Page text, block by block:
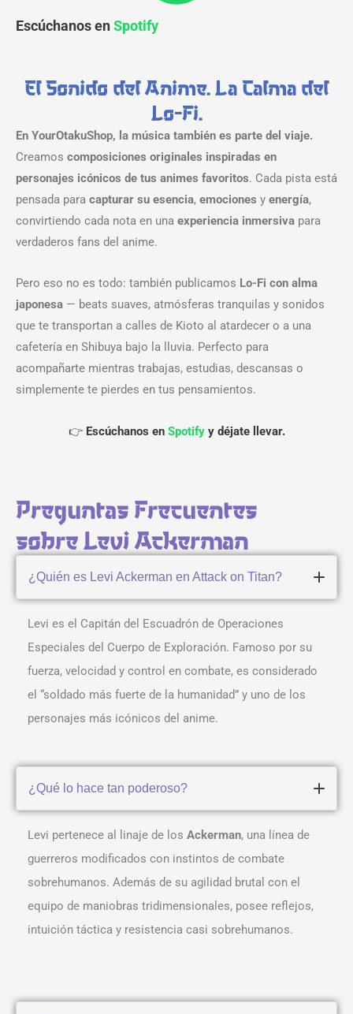
Escúchanos enSpotify
El Sonido del Anime. La Calma del
Lo-Fi.
En YourOtakuShop, la música también es parte del viaje.
Creamos composiciones originales inspiradas en
personajes icónicos de tus animes favoritos. Cada pista está
pensada para capturar su esencia, emociones y energía,
convirtiendo cada nota en una experiencia inmersiva para
verdaderos fans del anime.
Pero eso no es todo: también publicamos Lo-Fi con alma
japonesa — beats suaves, atmósferas tranquilas y sonidos
que te transportan a calles de Kioto al atardecer o a una
cafetería en Shibuya bajo la lluvia. Perfecto para
acompañarte mientras trabajas, estudias, descansas o
simplemente te pierdes en tus pensamientos.
👉Escúchanos en Spotifyy déjate llevar.
Preguntas Frecuentes
sobre Levi Ackerman
¿Quién es Levi Ackerman en Attack on Titan?
Levi es el Capitán del Escuadrón de Operaciones
Especiales del Cuerpo de Exploración. Famoso por su
fuerza, velocidad y control en combate, es considerado
el “soldado más fuerte de la humanidad” y uno de los
personajes más icónicos del anime.
¿Qué lo hace tan poderoso?
Levi pertenece al linaje de los Ackerman, una línea de
guerreros modificados con instintos de combate
sobrehumanos. Además de su agilidad brutal con el
equipo de maniobras tridimensionales, posee reflejos,
intuición táctica y resistencia casi sobrehumanos.